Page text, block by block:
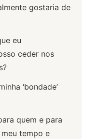
gostaria de
eu
ceder nos
‘bondade’
quem e para
tempo e